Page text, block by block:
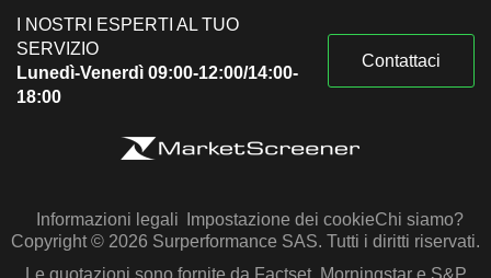
I NOSTRI ESPERTI AL TUO
SERVIZIO
Lunedì-Venerdì 09:00-12:00/14:00-
18:00
Contattaci
Informazioni legali Impostazione dei cookieChi siamo?
Copyright © 2026 Surperformance SAS. Tutti i diritti riservati.
Le quotazioni sono fornite da Factset, Morningstar e S&P